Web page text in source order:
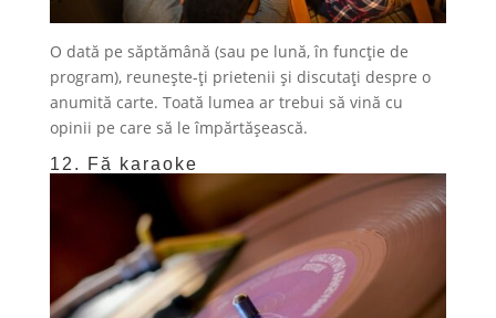
O dată pe săptămână (sau pe lună, în funcție de
program), reunește-ți prietenii și discutați despre o
anumită carte. Toată lumea ar trebui să vină cu
opinii pe care să le împărtășească.
12. Fă karaoke